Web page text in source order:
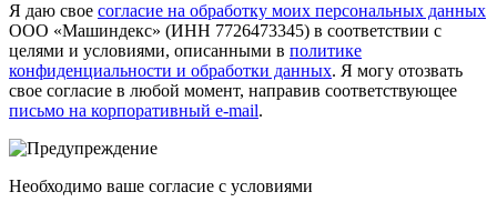
Я даю свое согласие на обработку моих персональных данных
ООО «Машиндекс» (ИНН 7726473345) в соответствии с
целями и условиями, описанными в политике
конфиденциальности и обработки данных. Я могу отозвать
свое согласие в любой момент, направив соответствующее
письмо на корпоративный e-mail.
Необходимо ваше согласие с условиями